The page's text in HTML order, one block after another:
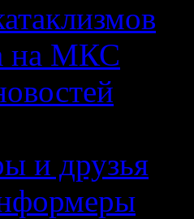
на МКС
и друзья